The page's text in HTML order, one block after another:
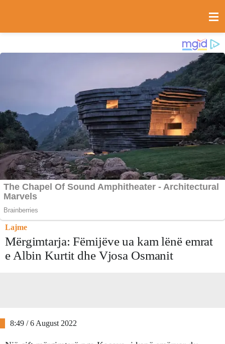
Lajme
Mërgimtarja: Fëmijëve ua kam lënë emrat
e Albin Kurtit dhe Vjosa Osmanit
8:49 / 6 August 2022